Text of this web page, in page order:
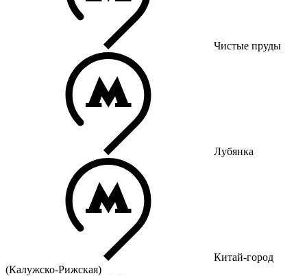
Чистые пруды
Лубянка
Китай-город
(Калужско-Рижская)